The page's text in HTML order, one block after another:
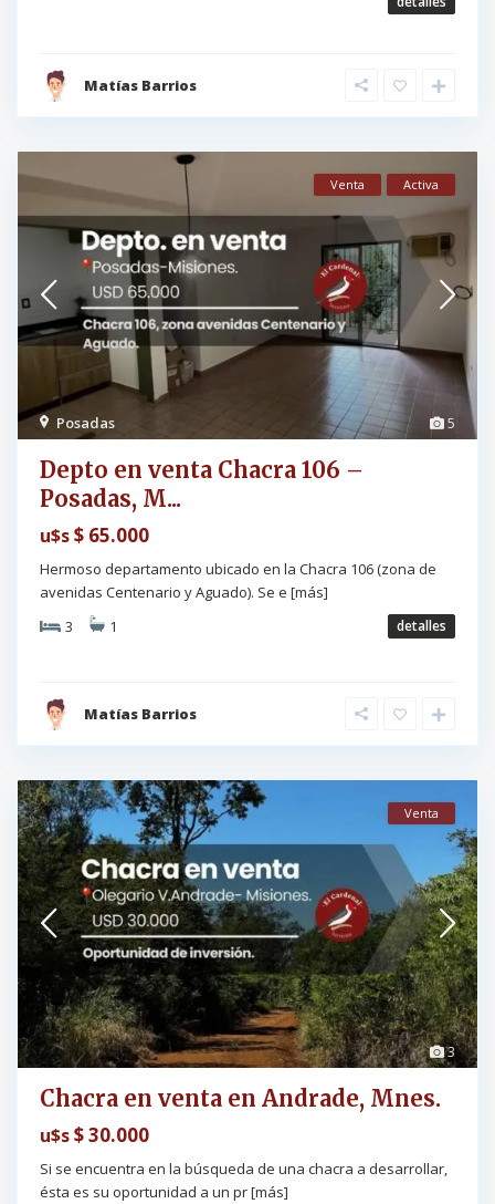
Matías Barrios
5
Posadas
Venta Activa
Depto en venta Chacra 106 –
Posadas, M...
u$s$ 65.000
Hermoso departamento ubicado en la Chacra 106 (zona de
avenidas Centenario y Aguado). Se e [más]
3
1 detalles
Matías Barrios
3
Venta
Chacra en venta en Andrade, Mnes.
u$s$ 30.000
Si se encuentra en la búsqueda de una chacra a desarrollar,
ésta es su oportunidad a un pr[más]